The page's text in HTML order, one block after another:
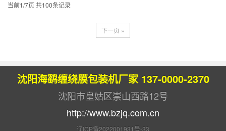
当前1/7页 共100条记录
下一页 »
沈阳海鹞缠绕膜包装机厂家 137-0000-2370
沈阳市皇姑区崇山西路12号
http://www.bzjq.com.cn
辽ICP备2022001931号-33